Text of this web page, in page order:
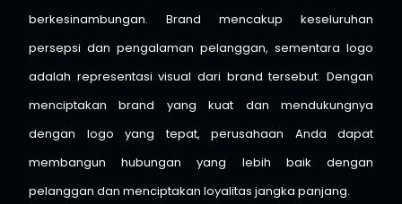
berkesinambungan. Brand mencakup keseluruhan
persepsi dan pengalaman pelanggan, sementara logo
adalah representasi visual dari brand tersebut. Dengan
menciptakan brand yang kuat dan mendukungnya
dengan logo yang tepat, perusahaan Anda dapat
membangun hubungan yang lebih baik dengan
pelanggan dan menciptakan loyalitas jangka panjang.